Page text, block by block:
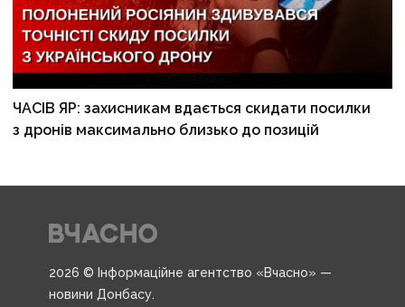
ЧАСІВ ЯР: захисникам вдається скидати посилки
з дронів максимально близько до позицій
2026 © Інформаційне агентство «Вчасно» —
новини Донбасу.